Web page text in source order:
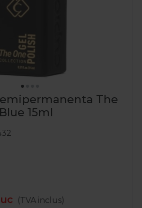
The
15ml
(TVA inclus)